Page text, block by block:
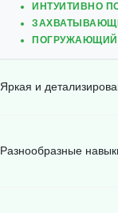
ИНТУИТИВНО
Яркая и
Разнообразные